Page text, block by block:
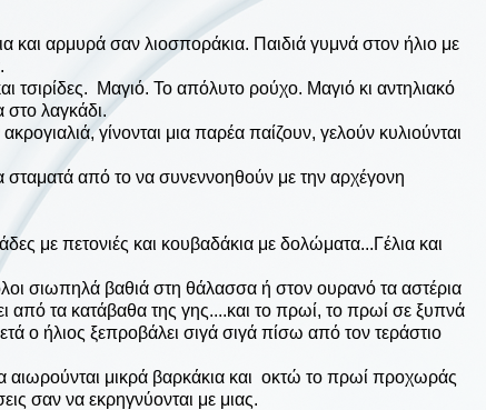
και αρμυρά σαν λιοσποράκια. Παιδιά γυμνά στον ήλιο με
τσιρίδες. Μαγιό. Το απόλυτο ρούχο. Μαγιό κι αντηλιακό
στο λαγκάδι.
γίνονται μια παρέα παίζουν, γελούν κυλιούνται
σταματά από το να συνεννοηθούν με την αρχέγονη
με πετονιές και κουβαδάκια με δολώματα...Γέλια και
σιωπηλά βαθιά στη θάλασσα ή στον ουρανό τα αστέρια
από τα κατάβαθα της γης....και το πρωί, το πρωί σε ξυπνά
ο ήλιος ξεπροβάλει σιγά σιγά πίσω από τον τεράστιο
μικρά βαρκάκια και οκτώ το πρωί προχωράς
σαν να εκρηγνύονται με μιας.